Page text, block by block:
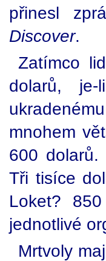
přinesl
Discover.
Zatímco
dolarů,
mnohem
600
Tři tisíce
Loket?
jednotlivé
Mrtvoly